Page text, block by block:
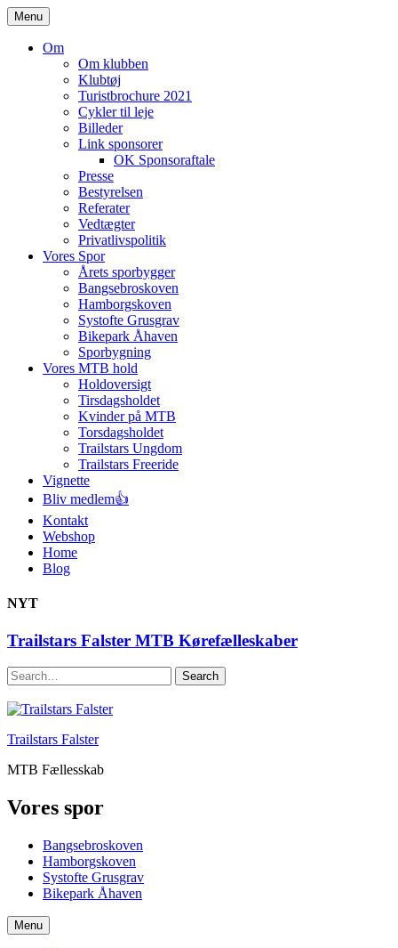
Skip
to
content
Menu
Om
Om klubben
Klubtøj
Turistbrochure 2021
Cykler til leje
Billeder
Link sponsorer
OK Sponsoraftale
Presse
Bestyrelsen
Referater
Vedtægter
Privatlivspolitik
Vores Spor
Årets sporbygger
Bangsebroskoven
Hamborgskoven
Systofte Grusgrav
Bikepark Åhaven
Sporbygning
Vores MTB hold
Holdoversigt
Tirsdagsholdet
Kvinder på MTB
Torsdagsholdet
Trailstars Ungdom
Trailstars Freeride
Vignette
Bliv medlem👍
Kontakt
Webshop
Home
Blog
NYT
Trailstars Falster MTB Kørefælleskaber
Search
Trailstars Falster
MTB Fællesskab
Vores spor
Bangsebroskoven
Hamborgskoven
Systofte Grusgrav
Bikepark Åhaven
Menu